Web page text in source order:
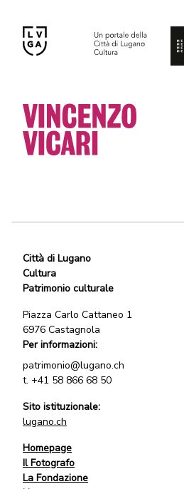
Città di Lugano
Cultura
Patrimonio culturale
Piazza Carlo Cattaneo 1
6976 Castagnola
Per informazioni:
patrimonio@lugano.ch
t. +41 58 866 68 50
Sito istituzionale:
lugano.ch
Homepage
Il Fotografo
La Fondazione